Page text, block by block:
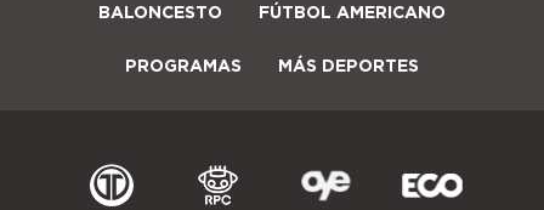
BALONCESTO FÚTBOL AMERICANO
PROGRAMAS MÁS DEPORTES